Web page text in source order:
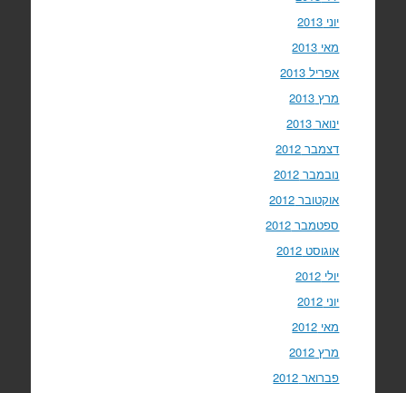
יוני 2013
מאי 2013
אפריל 2013
מרץ 2013
ינואר 2013
דצמבר 2012
נובמבר 2012
אוקטובר 2012
ספטמבר 2012
אוגוסט 2012
יולי 2012
יוני 2012
מאי 2012
מרץ 2012
פברואר 2012